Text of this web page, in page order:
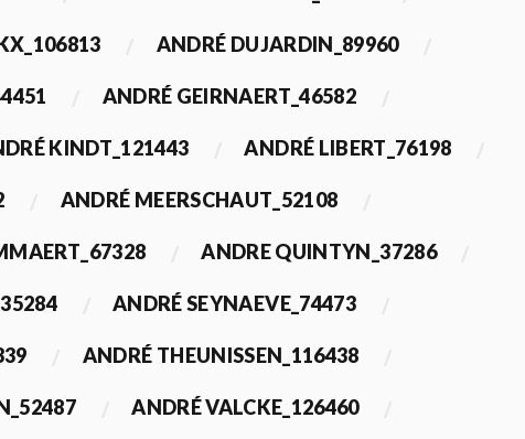
ANDRÉ DUJARDIN_89960
ANDRÉ GEIRNAERT_46582
KINDT_121443 ANDRÉ LIBERT_76198
ANDRÉ MEERSCHAUT_52108
ANDRE QUINTYN_37286
ANDRÉ SEYNAEVE_74473
ANDRÉ THEUNISSEN_116438
ANDRÉ VALCKE_126460